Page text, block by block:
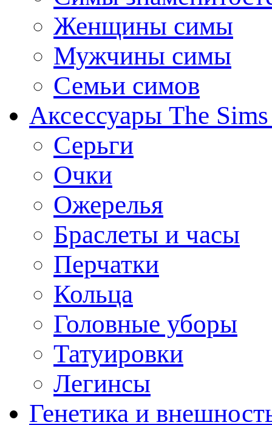
Женщины симы
Мужчины симы
Семьи симов
Аксессуары The
Серьги
Очки
Ожерелья
Браслеты и часы
Перчатки
Кольца
Головные уборы
Татуировки
Легинсы
Генетика и